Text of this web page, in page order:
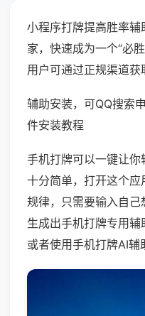
小程序打牌提高胜率
家，快速成为一个“必
用户可通过正规渠道获
辅助安装，可QQ搜索
件安装教程
手机打牌可以一键让你
十分简单，打开这个
规律，只需要输入自
生成出手机打牌专用
或者使用手机打牌AI辅